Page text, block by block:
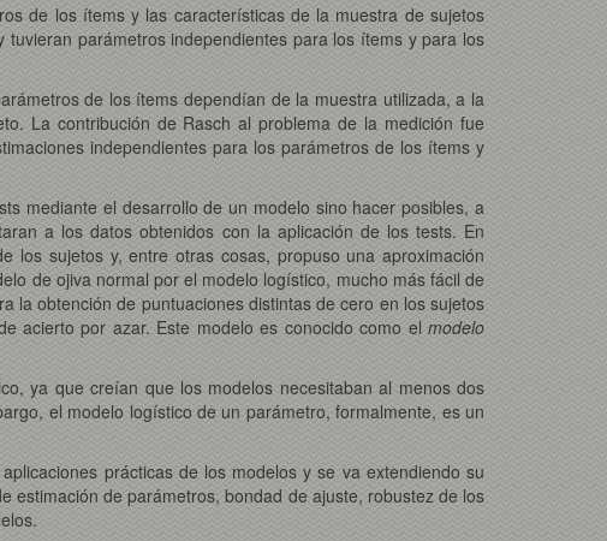
de los ítems y las características de la muestra de sujetos
parámetros independientes para los ítems y para los
de los ítems dependían de la muestra utilizada, a la
La contribución de Rasch al problema de la medición fue
independientes para los parámetros de los ítems y
mediante el desarrollo de un modelo sino hacer posibles, a
a los datos obtenidos con la aplicación de los tests. En
los sujetos y, entre otras cosas, propuso una aproximación
de ojiva normal por el modelo logístico, mucho más fácil de
la obtención de puntuaciones distintas de cero en los sujetos
acierto por azar. Este modelo es conocido como el modelo
ya que creían que los modelos necesitaban al menos dos
el modelo logístico de un parámetro, formalmente, es un
prácticas de los modelos y se va extendiendo su
estimación de parámetros, bondad de ajuste, robustez de los